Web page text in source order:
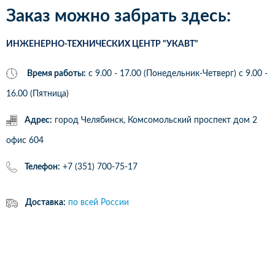
Заказ можно забрать здесь:
ИНЖЕНЕРНО-ТЕХНИЧЕСКИХ ЦЕНТР "УКАВТ"
Время работы: с 9.00 - 17.00 (Понедельник-Четверг) c 9.00 -
16.00 (Пятница)
Адрес: город Челябинск, Комсомольский проспект дом 2
офис 604
Телефон: +7 (351) 700-75-17
Доставка: по всей России